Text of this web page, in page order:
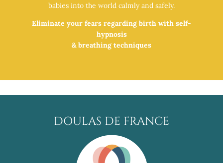
babies into the world calmly and safely.
Eliminate your fears regarding birth with self-
hypnosis
& breathing techniques
DOULAS DE FRANCE